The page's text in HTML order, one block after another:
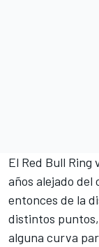
El Red Bull Ring
años alejado del
entonces de la
distintos
alguna curva